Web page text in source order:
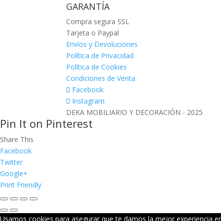
GARANTÍA
Compra segura SSL
Tarjeta o Paypal
Envíos y Devoluciones
Política de Privacidad
Política de Cookies
Condiciones de Venta
Facebook
Instagram
DEKA MOBILIARIO Y DECORACIÓN - 2025
Pin It on Pinterest
Share This
Facebook
Twitter
Google+
Print Friendly
Usamos cookies para asegurar que te damos la mejor experiencia